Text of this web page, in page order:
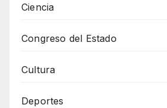
Ciencia
Congreso del Estado
Cultura
Deportes